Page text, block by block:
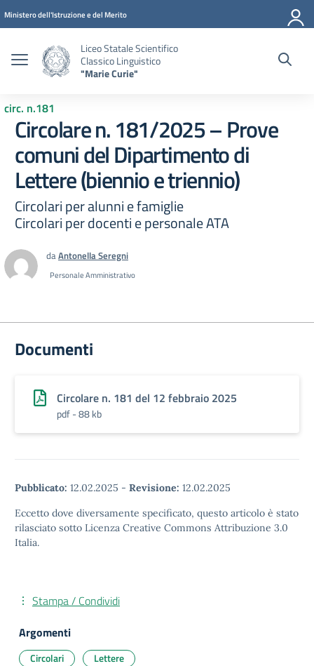
Vai ai contenuti
Vai al menu di navigazione
Vai al footer
Ministero dell'Istruzione e del Merito
Liceo Statale Scientifico
Classico Linguistico
"Marie Curie"
circ. n.181
Circolare n. 181/2025 – Prove
comuni del Dipartimento di
Lettere (biennio e triennio)
Circolari per alunni e famiglie
Circolari per docenti e personale ATA
daAntonella Seregni
Personale Amministrativo
Documenti
Circolare n. 181 del 12 febbraio 2025
pdf - 88 kb
Pubblicato: 12.02.2025 - Revisione: 12.02.2025
Eccetto dove diversamente specificato, questo articolo è stato
rilasciato sotto Licenza Creative Commons Attribuzione 3.0
Italia.
Stampa / Condividi
Argomenti
Circolari Lettere